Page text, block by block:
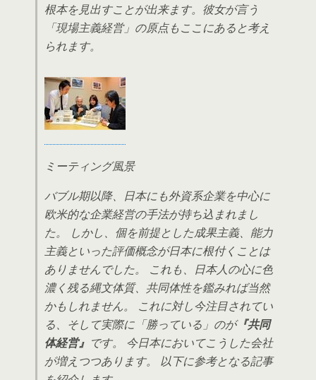
根本を見出すことが出来ます。彼女が言う
「現場主義経営」の原点もここにあると考え
られます。
ミーティング風景
バブル期以降、日本にも外資系企業を中心に
欧米的な企業経営の手法が持ち込まれまし
た。 しかし、個を前提とした成果主義、能力
主義といった評価概念が日本に根付くことは
ありませんでした。 これも、日本人の心に色
濃く残る縄文体質、共同体性を鑑みれば当然
かもしれません。 これに対し今注目されてい
る、そして実際に「勝っている」のが『共同
体経営』 です。 今日本においてこうした会社
が増えつつあります。 以下に参考となる記事